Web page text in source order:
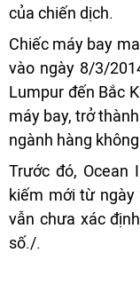
của chiến dịch.
Chiếc máy bay
vào ngày 8/3/
Lumpur đến Bắc
máy bay, trở
ngành hàng
Trước đó, Ocean
kiếm mới từ
vẫn chưa xác
số./.